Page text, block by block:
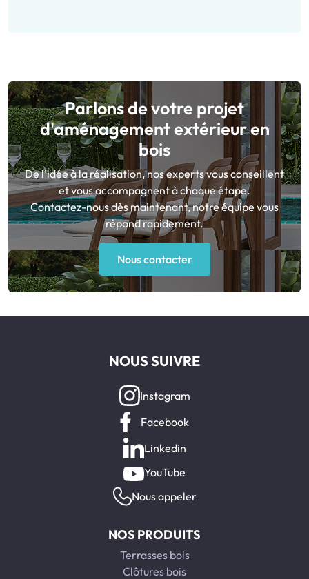
Parlons de votre projet
d'aménagement extérieur en
bois
De l’idée à la réalisation, nos experts vous conseillent
et vous accompagnent à chaque étape.
Contactez-nous dès maintenant, notre équipe vous
répond rapidement.
Nous contacter
NOUS SUIVRE
Instagram
Facebook
Linkedin
YouTube
Nous appeler
NOS PRODUITS
Terrasses bois
Clôtures bois